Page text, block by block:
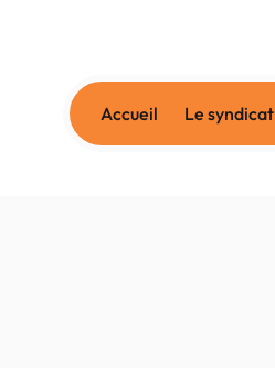
Accueil Le syndicat